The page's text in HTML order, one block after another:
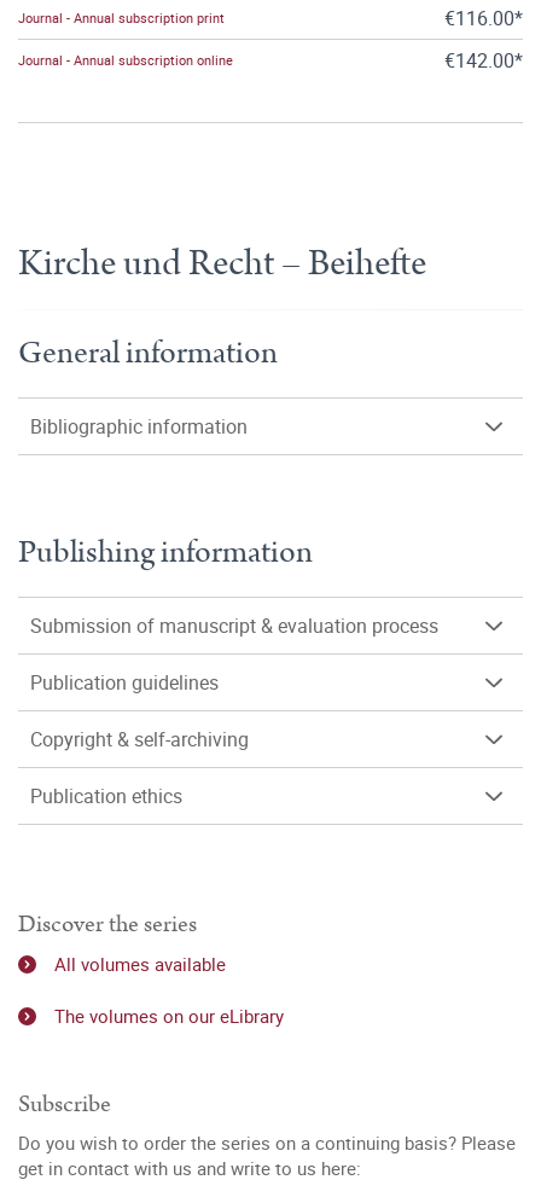
Journal - Annual subscription print €116.00*
Journal - Annual subscription online €142.00*
Kirche und Recht – Beihefte
General information
Bibliographic information
Publishing information
Submission of manuscript & evaluation process
Publication guidelines
Copyright & self-archiving
Publication ethics
Discover the series
All volumes available
The volumes on our eLibrary
Subscribe
Do you wish to order the series on a continuing basis? Please
get in contact with us and write to us here: